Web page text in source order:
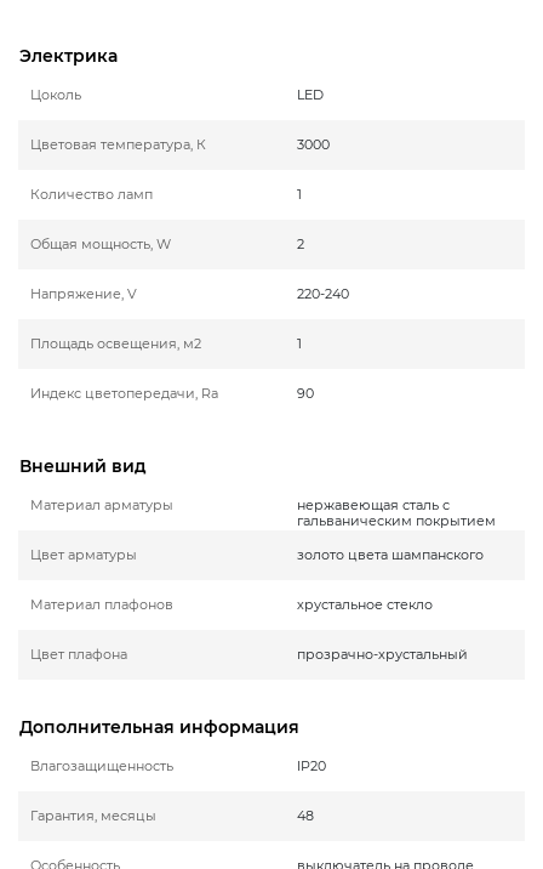
Электрика
Цоколь LED
Цветовая температура, К 3000
Количество ламп 1
Общая мощность, W 2
Напряжение, V 220-240
Площадь освещения, м2 1
Индекс цветопередачи, Ra 90
Внешний вид
Материал арматуры
нержавеющая сталь с
гальваническим покрытием
Цвет арматуры
золото цвета шампанского
Материал плафонов хрустальное стекло
Цвет плафона прозрачно-хрустальный
Дополнительная информация
Влагозащищенность IP20
Гарантия, месяцы 48
Особенность выключатель на проводе